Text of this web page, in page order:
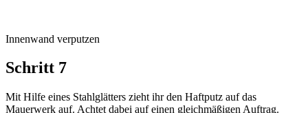
Innenwand verputzen
Schritt 7
Mit Hilfe eines Stahlglätters zieht ihr den Haftputz auf das
Mauerwerk auf. Achtet dabei auf einen gleichmäßigen Auftrag.